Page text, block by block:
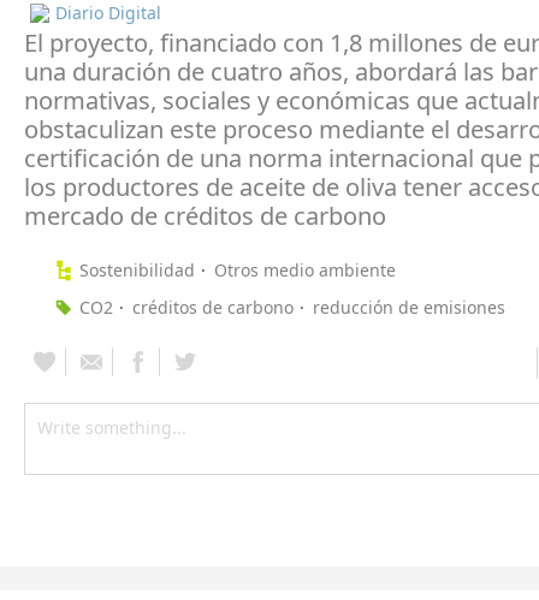
Diario Digital
El proyecto, financiado con 1,8 millones de
una duración de cuatro años, abordará las
normativas, sociales y económicas que
obstaculizan este proceso mediante el
certificación de una norma internacional que
los productores de aceite de oliva tener
mercado de créditos de carbono
Sostenibilidad
Otros medio ambiente
CO2
créditos de carbono reducción de emisiones